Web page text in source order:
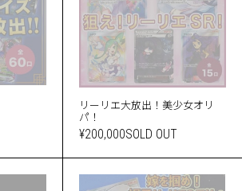
リーリエ大放出！美少女オリ
パ！
¥200,000SOLD OUT